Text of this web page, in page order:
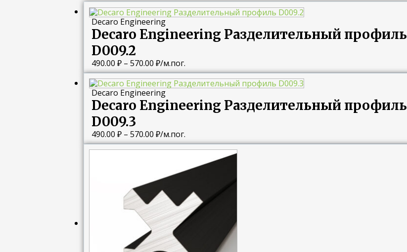
Decaro Engineering
Decaro Engineering Разделительный профиль
D009.2
490.00 ₽ – 570.00 ₽
Диапазон
цен:
490.00 ₽
–
570.00 ₽
/м.пог.
Decaro Engineering
Decaro Engineering Разделительный профиль
D009.3
490.00 ₽ – 570.00 ₽
Диапазон
цен:
490.00 ₽
–
570.00 ₽
/м.пог.
Диапазон
790.00 ₽
–